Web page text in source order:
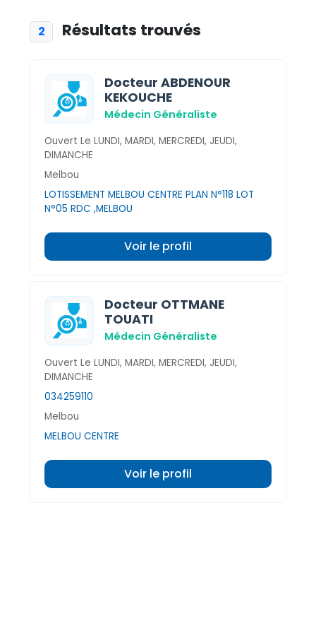
2 Résultats trouvés
Docteur ABDENOUR
KEKOUCHE
Médecin Généraliste
Ouvert Le LUNDI, MARDI, MERCREDI, JEUDI,
DIMANCHE
Melbou
LOTISSEMENT MELBOU CENTRE PLAN N°118 LOT
N°05 RDC ,MELBOU
Voir le profil
Docteur OTTMANE
TOUATI
Médecin Généraliste
Ouvert Le LUNDI, MARDI, MERCREDI, JEUDI,
DIMANCHE
034259110
Melbou
MELBOU CENTRE
Voir le profil